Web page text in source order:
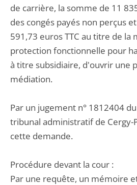
de carrière, la somme de 11
des congés payés non perçus
591,73 euros TTC au titre de la
protection fonctionnelle pour
à titre subsidiaire, d'ouvrir une
médiation.
Par un jugement n° 1812404
tribunal administratif de Cergy-
cette demande.
Procédure devant la cour :
Par une requête, un mémoire